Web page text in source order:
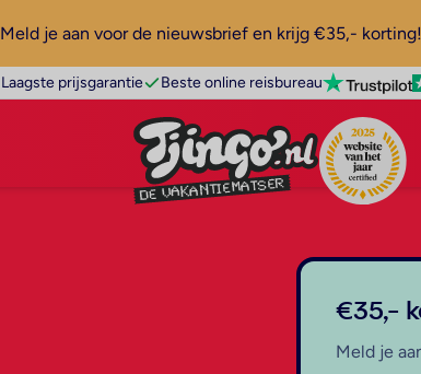
Meld je aan voor de nieuwsbrief en krijg €35,- korting!
Laagste prijsgarantie Beste online reisbureau
€35,-
Meld je